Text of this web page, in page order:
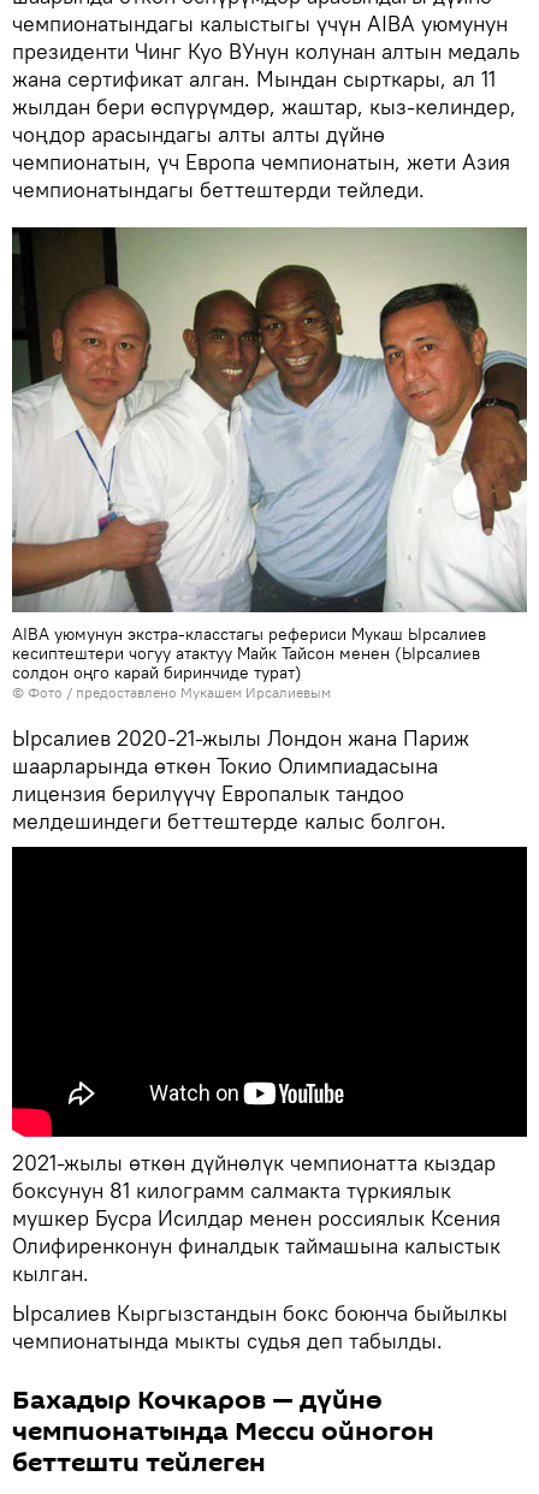
чемпионатындагы калыстыгы үчүн AIBA уюмунун
президенти Чинг Куо ВУнун колунан алтын медаль
жана сертификат алган. Мындан сырткары, ал 11
жылдан бери өспүрүмдөр, жаштар, кыз-келиндер,
чоңдор арасындагы алты алты дүйнө
чемпионатын, үч Европа чемпионатын, жети Азия
чемпионатындагы беттештерди тейледи.
AIBA уюмунун экстра-класстагы рефериси Мукаш Ырсалиев
кесиптештери чогуу атактуу Майк Тайсон менен (Ырсалиев
солдон оңго карай биринчиде турат)
© Фото / предоставлено Мукашем Ирсалиевым
Ырсалиев 2020-21-жылы Лондон жана Париж
шаарларында өткөн Токио Олимпиадасына
лицензия берилүүчү Европалык тандоо
мелдешиндеги беттештерде калыс болгон.
2021-жылы өткөн дүйнөлүк чемпионатта кыздар
боксунун 81 килограмм салмакта түркиялык
мушкер Бусра Исилдар менен россиялык Ксения
Олифиренконун финалдык таймашына калыстык
кылган.
Ырсалиев Кыргызстандын бокс боюнча быйылкы
чемпионатында мыкты судья деп табылды.
Бахадыр Кочкаров — дүйнө
чемпионатында Месси ойногон
беттешти тейлеген